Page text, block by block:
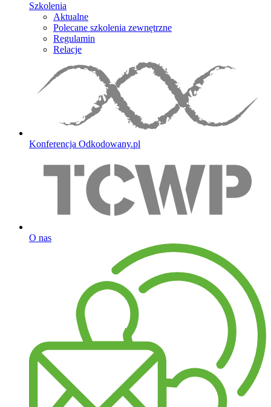
Szkolenia
Aktualne
Polecane szkolenia zewnętrzne
Regulamin
Relacje
Konferencja Odkodowany.pl
O nas